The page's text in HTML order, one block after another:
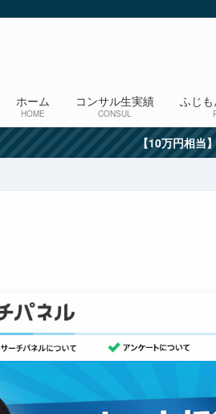
ホーム
HOME
コンサル生実績
CONSUL
ふじ
【10万円相当